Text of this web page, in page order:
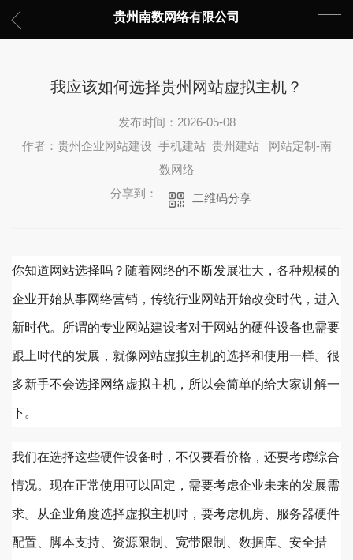
贵州南数网络有限公司
我应该如何选择贵州网站虚拟主机？
发布时间：2026-05-08
作者：贵州企业网站建设_手机建站_贵州建站_ 网站定制-南
数网络
分享到：
二维码分享
你知道网站选择吗？随着网络的不断发展壮大，各种规模的
企业开始从事网络营销，传统行业网站开始改变时代，进入
新时代。所谓的专业网站建设者对于网站的硬件设备也需要
跟上时代的发展，就像网站虚拟主机的选择和使用一样。很
多新手不会选择网络虚拟主机，所以会简单的给大家讲解一
下。
我们在选择这些硬件设备时，不仅要看价格，还要考虑综合
情况。现在正常使用可以固定，需要考虑企业未来的发展需
求。从企业角度选择虚拟主机时，要考虑机房、服务器硬件
配置、脚本支持、资源限制、宽带限制、数据库、安全措